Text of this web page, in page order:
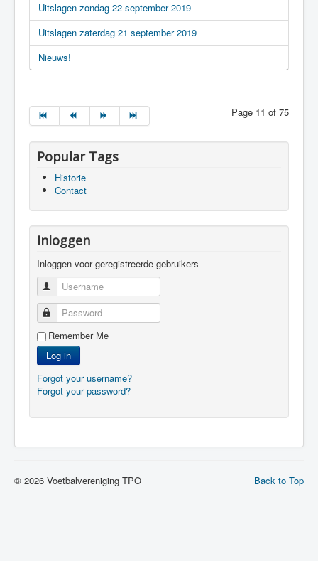
Uitslagen zondag 22 september 2019
Uitslagen zaterdag 21 september 2019
Nieuws!
Page 11 of 75
Popular Tags
Historie
Contact
Inloggen
Inloggen voor geregistreerde gebruikers
Username
Password
Remember Me
Log in
Forgot your username?
Forgot your password?
Back to Top
© 2026 Voetbalvereniging TPO